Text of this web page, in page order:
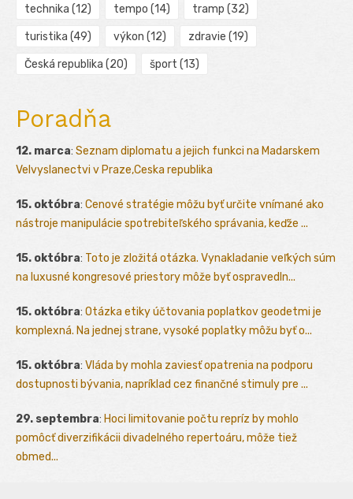
technika (12) tempo (14) tramp (32)
turistika (49) výkon (12) zdravie (19)
Česká republika (20) šport (13)
Poradňa
12. marca: Seznam diplomatu a jejich funkci na Madarskem
Velvyslanectvi v Praze,Ceska republika
15. októbra: Cenové stratégie môžu byť určite vnímané ako
nástroje manipulácie spotrebiteľského správania, keďže ...
15. októbra: Toto je zložitá otázka. Vynakladanie veľkých súm
na luxusné kongresové priestory môže byť ospravedln...
15. októbra: Otázka etiky účtovania poplatkov geodetmi je
komplexná. Na jednej strane, vysoké poplatky môžu byť o...
15. októbra: Vláda by mohla zaviesť opatrenia na podporu
dostupnosti bývania, napríklad cez finančné stimuly pre ...
29. septembra: Hoci limitovanie počtu repríz by mohlo
pomôcť diverzifikácii divadelného repertoáru, môže tiež
obmed...